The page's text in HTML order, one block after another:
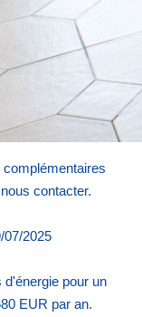
extérieur
avec un
un projet locatif.
contacter.
07/2025
pour un
EUR par an.